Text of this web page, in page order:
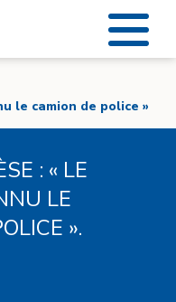
le camion de police »
: « LE
LE
».